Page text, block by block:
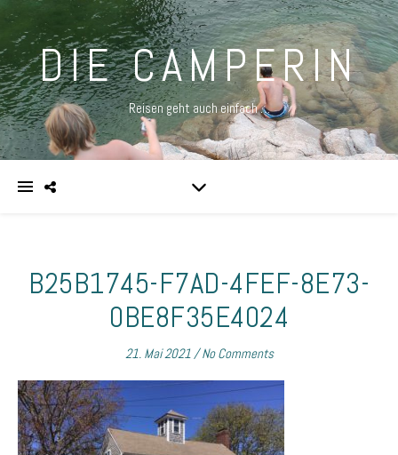
DIE CAMPERIN
Reisen geht auch einfach …
B25B1745-F7AD-4FEF-8E73-
0BE8F35E4024
21. Mai 2021/ No Comments